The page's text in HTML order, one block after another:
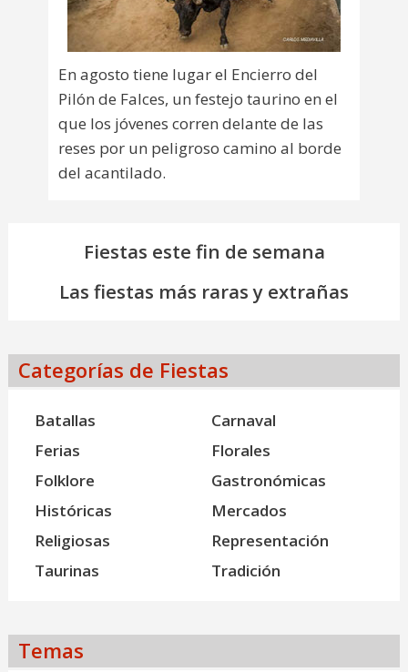
En agosto tiene lugar el Encierro del
Pilón de Falces, un festejo taurino en el
que los jóvenes corren delante de las
reses por un peligroso camino al borde
del acantilado.
Fiestas este fin de semana
Las fiestas más raras y extrañas
Categorías de Fiestas
Batallas
Carnaval
Ferias
Florales
Folklore
Gastronómicas
Históricas
Mercados
Religiosas
Representación
Taurinas
Tradición
Temas